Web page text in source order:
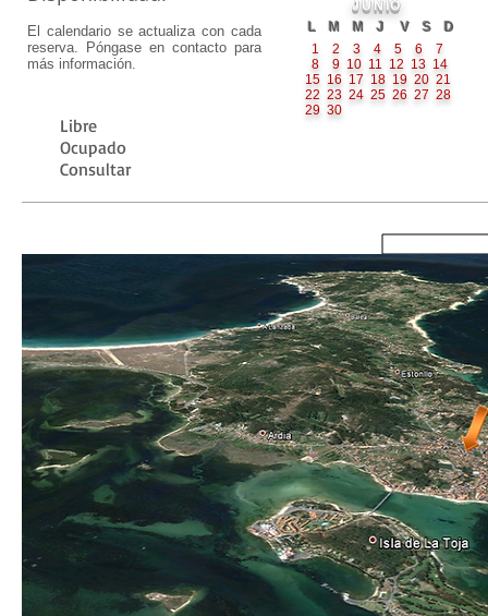
El calendario se actualiza con cada
reserva. Póngase en contacto para
más información.
Libre
Ocupado
Consultar
JUNIO
L M M J
V S D
1
2 3 4 5
6 7
8 9 10 11 12 13 14
15 16 17 18 19 20 21
22 23 24 25 26 27 28
29 30